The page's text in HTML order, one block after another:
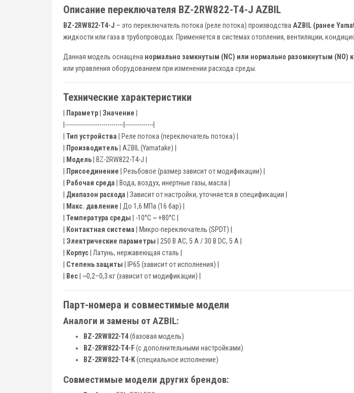
Описание переключателя BZ-2RW822-T4-J AZBIL
BZ-2RW822-T4-J – это переключатель потока (реле потока) производстваAZBIL (ранее
жидкости или газа в трубопроводах. Применяется в системах отопления, вентиляции,
Данная модель оснащена нормально замкнутым (NC) или нормально разомкнутым (NO)
или управления оборудованием при изменении расхода среды.
Технические характеристики
Параметр Значение
|-----------------------------|--------------|
Тип устройства | Реле потока (переключатель потока) |
Производитель | AZBIL (Yamatake) |
Модель | BZ-2RW822-T4-J |
Присоединение | Резьбовое (размер зависит от модификации) |
Рабочая среда | Вода, воздух, инертные газы, масла |
Диапазон расхода | Зависит от настройки, уточняется в спецификации |
Макс. давление | До 1,6 МПа (16 бар) |
Температура среды | -10°C ~ +80°C |
Контактная система | Микро-переключатель (SPDT) |
Электрические параметры | 250 В AC, 5 А / 30 В DC, 5 А |
Корпус | Латунь, нержавеющая сталь |
Степень защиты | IP65 (зависит от исполнения) |
Вес | ~0,2–0,3 кг (зависит от модификации) |
Парт-номера и совместимые модели
Аналоги и замены от AZBIL:
BZ-2RW822-T4(базовая модель)
BZ-2RW822-T4-F(с дополнительными настройками)
BZ-2RW822-T4-K(специальное исполнение)
Совместимые модели других брендов: